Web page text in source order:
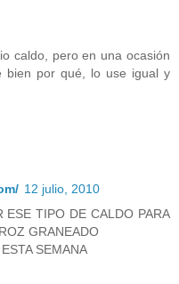
caldo, pero en una ocasión
bien por qué, lo use igual y
12 julio, 2010
ESE TIPO DE CALDO PARA
GRANEADO
SEMANA